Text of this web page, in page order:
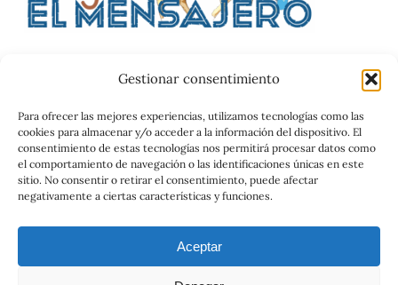
Gestionar consentimiento
Para ofrecer las mejores experiencias, utilizamos tecnologías como las
cookies para almacenar y/o acceder a la información del dispositivo. El
consentimiento de estas tecnologías nos permitirá procesar datos como
el comportamiento de navegación o las identificaciones únicas en este
sitio. No consentir o retirar el consentimiento, puede afectar
negativamente a ciertas características y funciones.
Aceptar
Contrato